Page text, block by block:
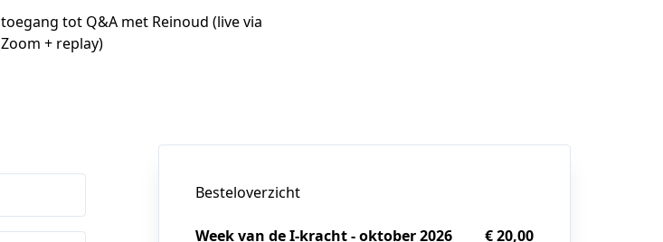
toegang tot Q&A met Reinoud (live via
Zoom + replay)
Besteloverzicht
Week van de I-kracht - oktober 2026
€ 20,00